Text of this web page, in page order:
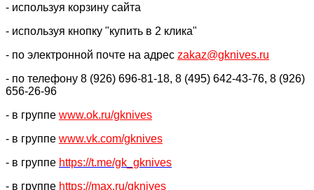
- используя корзину сайта
- используя кнопку "купить в 2 клика"
- по электронной почте на адрес zakaz@gknives.ru
- по телефону 8 (926) 696-81-18, 8 (495) 642-43-76, 8 (926)
656-26-96
- в группе www.ok.ru/gknives
- в группе www.vk.com/gknives
- в группе https://t.me/gk_gknives
- в группе https://max.ru/gknives